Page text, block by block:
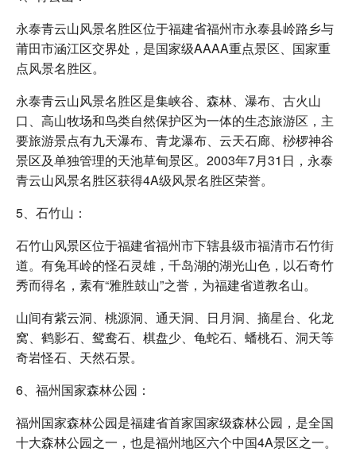
永泰青云山风景名胜区位于福建省福州市永泰县岭路乡与
莆田市涵江区交界处，是国家级AAAA重点景区、国家重
点风景名胜区。
永泰青云山风景名胜区是集峡谷、森林、瀑布、古火山
口、高山牧场和鸟类自然保护区为一体的生态旅游区，主
要旅游景点有九天瀑布、青龙瀑布、云天石廊、桫椤神谷
景区及单独管理的天池草甸景区。2003年7月31日，永泰
青云山风景名胜区获得4A级风景名胜区荣誉。
5、石竹山：
石竹山风景区位于福建省福州市下辖县级市福清市石竹街
道。有兔耳岭的怪石灵雄，千岛湖的湖光山色，以石奇竹
秀而得名，素有“雅胜鼓山”之誉，为福建省道教名山。
山间有紫云洞、桃源洞、通天洞、日月洞、摘星台、化龙
窝、鹤影石、鸳鸯石、棋盘少、龟蛇石、蟠桃石、洞天等
奇岩怪石、天然石景。
6、福州国家森林公园：
福州国家森林公园是福建省首家国家级森林公园，是全国
十大森林公园之一，也是福州地区六个中国4A景区之一。